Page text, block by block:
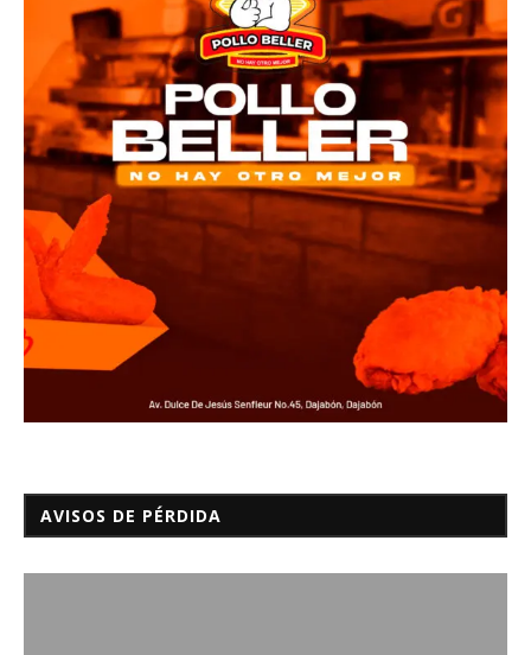
AVISOS DE PÉRDIDA